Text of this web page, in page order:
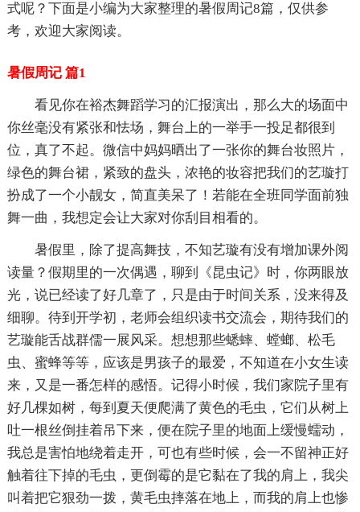
式呢？下面是小编为大家整理的暑假周记8篇，仅供参
考，欢迎大家阅读。
暑假周记 篇1
看见你在裕杰舞蹈学习的汇报演出，那么大的场面中
你丝毫没有紧张和怯场，舞台上的一举手一投足都很到
位，真了不起。微信中妈妈晒出了一张你的舞台妆照片，
绿色的舞台裙，紧致的盘头，浓艳的妆容把我们的艺璇打
扮成了一个小靓女，简直美呆了！若能在全班同学面前独
舞一曲，我想定会让大家对你刮目相看的。
暑假里，除了提高舞技，不知艺璇有没有增加课外阅
读量？假期里的一次偶遇，聊到《昆虫记》时，你两眼放
光，说已经读了好几章了，只是由于时间关系，没来得及
细聊。待到开学初，老师会组织读书交流会，期待我们的
艺璇能舌战群儒一展风采。想想那些蟋蟀、螳螂、松毛
虫、蜜蜂等等，应该是男孩子的最爱，不知道在小女生读
来，又是一番怎样的感悟。记得小时候，我们家院子里有
好几棵如树，每到夏天便爬满了黄色的毛虫，它们从树上
吐一根丝倒挂着吊下来，便在院子里的地面上缓慢蠕动，
我总是害怕地绕着走开，可也有些时候，会一不留神正好
触着往下掉的毛虫，更倒霉的是它黏在了我的肩上，我尖
叫着把它狠劲一拨，黄毛虫摔落在地上，而我的肩上也惨